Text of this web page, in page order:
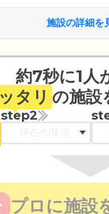
緒にご入居いただく
、ご入居者様それぞ
施設の詳細を
約7秒に1人
タリ の施設
step2
プロに施設